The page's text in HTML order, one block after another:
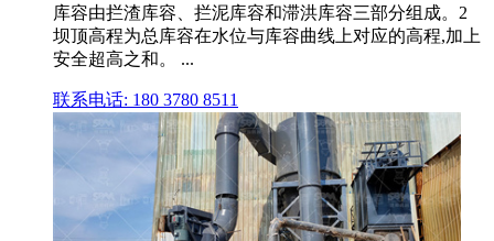
库容由拦渣库容、拦泥库容和滞洪库容三部分组成。2
坝顶高程为总库容在水位与库容曲线上对应的高程,加上
安全超高之和。 ...
联系电话: 180 3780 8511